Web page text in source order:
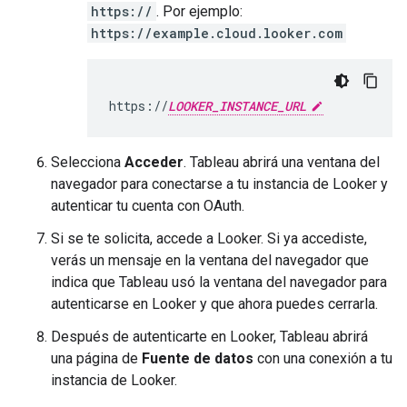
https:// . Por ejemplo:
https://example.cloud.looker.com
https://LOOKER_INSTANCE_URL
Selecciona Acceder. Tableau abrirá una ventana del
navegador para conectarse a tu instancia de Looker y
autenticar tu cuenta con OAuth.
Si se te solicita, accede a Looker. Si ya accediste,
verás un mensaje en la ventana del navegador que
indica que Tableau usó la ventana del navegador para
autenticarse en Looker y que ahora puedes cerrarla.
Después de autenticarte en Looker, Tableau abrirá
una página de Fuente de datos con una conexión a tu
instancia de Looker.